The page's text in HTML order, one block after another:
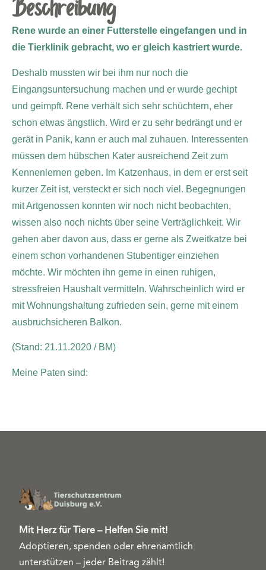
Beschreibung
Rene wurde an einer Futterstelle eingefangen und in
die Tierklinik gebracht, wo er gleich kastriert wurde.
Deshalb mussten wir bei ihm nur noch die
Eingangsuntersuchung machen und er wurde gechipt
und geimpft. Rene verhält sich sehr schüchtern, eher
schon etwas ängstlich. Wird er zu sehr bedrängt und er
gerät in Panik, kann er auch mal zuhauen. Interessenten
müssen dem hübschen Kater ausreichend Zeit zum
Kennenlernen geben. Im Katzenhaus, in dem er erst seit
kurzer Zeit ist, versteckt er sich noch viel. Begegnungen
mit Artgenossen konnten wir noch nicht beobachten,
wissen also noch nichts über seine Verträglichkeit. Wir
gehen aber davon aus, dass er gerne als Zweitkatze bei
einem schon vorhandenen Stubentiger einziehen
möchte. Wir möchten ihn gerne in einen ruhigen,
stressfreien Haushalt vermitteln. Wahrscheinlich wird er
mit Wohnungshaltung zufrieden sein, gerne mit einem
ausbruchsicheren Balkon.
(Stand: 21.11.2020 / BM)
Meine Paten sind:
Mit Herz für Tiere – Helfen Sie mit!
Adoptieren, spenden oder ehrenamtlich
unterstützen – jeder Beitrag zählt!